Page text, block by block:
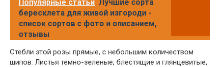
Популярные статьи Лучшие сорта
бересклета для живой изгороди -
список сортов с фото и описанием,
отзывы
Стебли этой розы прямые, с небольшим количеством
шипов. Листья темно-зеленые, блестящие и глянцевитые,